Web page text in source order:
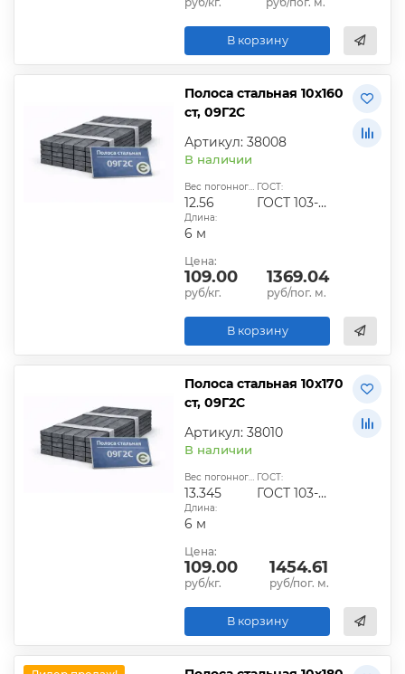
В корзину
Полоса стальная 10х160
ст, 09Г2С
Артикул: 38008
В наличии
Вес погонного метра, кг:
12.56
ГОСТ:
ГОСТ 103-2006
Длина:
6 м
Цена:
109.00
руб/кг.
1369.04
руб/пог. м.
В корзину
Полоса стальная 10х170
ст, 09Г2С
Артикул: 38010
В наличии
Вес погонного метра, кг:
13.345
ГОСТ:
ГОСТ 103-2006
Длина:
6 м
Цена:
109.00
руб/кг.
1454.61
руб/пог. м.
В корзину